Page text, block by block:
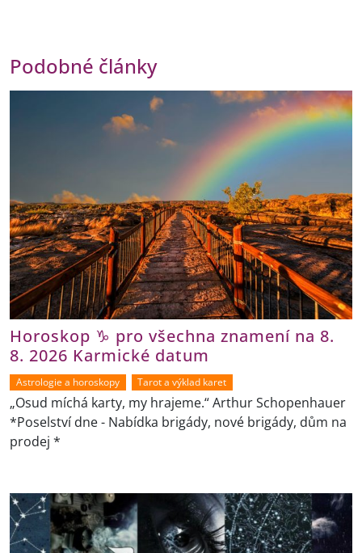
Podobné články
Horoskop ♑ pro všechna znamení na 8.
8. 2026 Karmické datum
Astrologie a horoskopy Tarot a výklad karet
„Osud míchá karty, my hrajeme.“ Arthur Schopenhauer
*Poselství dne - Nabídka brigády, nové brigády, dům na
prodej *